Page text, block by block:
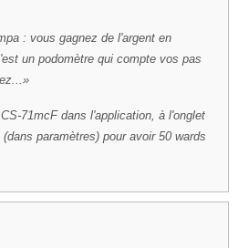
: vous gagnez de l'argent en
un podomètre qui compte vos pas
71mcF dans l'application, à l'onglet
paramètres) pour avoir 50 wards